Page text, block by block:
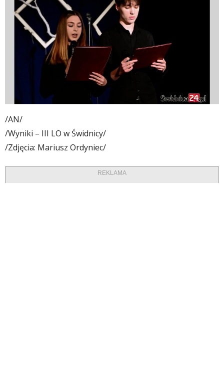
/AN/
/Wyniki – III LO w Świdnicy/
/Zdjęcia: Mariusz Ordyniec/
REKLAMA